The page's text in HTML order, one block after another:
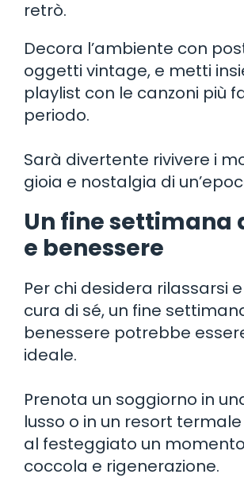
retrò.
Decora l’ambiente con
oggetti vintage, e metti
playlist con le canzoni più
periodo.
Sarà divertente rivivere i
gioia e nostalgia di
Un fine settimana
e benessere
Per chi desidera rilassarsi
cura di sé, un fine
benessere potrebbe
ideale.
Prenota un soggiorno in
lusso o in un resort
al festeggiato un
coccola e rigenerazione.